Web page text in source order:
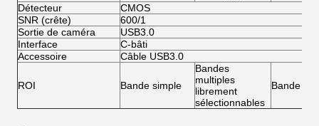
Détecteur
CMOS
SNR (crête)
600/1
Sortie de caméra
USB3.0
Interface
C-bâti
Accessoire
Câble USB3.0
ROI Bande simple
Bandes
multiples
librement
sélectionnables
Bande